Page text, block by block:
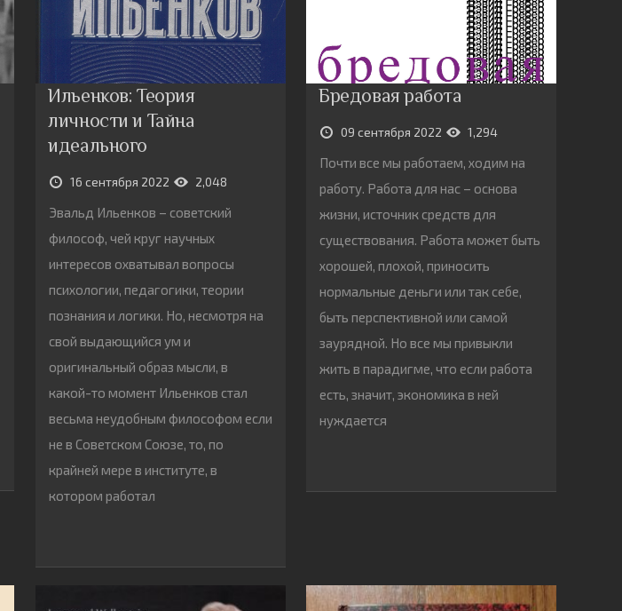
Ильенков: Теория
личности и Тайна
идеального
16 сентября 2022 2,048
Эвальд Ильенков – советский
философ, чей круг научных
интересов охватывал вопросы
психологии, педагогики, теории
познания и логики. Но, несмотря на
свой выдающийся ум и
оригинальный образ мысли, в
какой-то момент Ильенков стал
весьма неудобным философом если
не в Советском Союзе, то, по
крайней мере в институте, в
котором работал
Бредовая работа
09 сентября 2022 1,294
Почти все мы работаем, ходим на
работу. Работа для нас – основа
жизни, источник средств для
существования. Работа может быть
хорошей, плохой, приносить
нормальные деньги или так себе,
быть перспективной или самой
заурядной. Но все мы привыкли
жить в парадигме, что если работа
есть, значит, экономика в ней
нуждается